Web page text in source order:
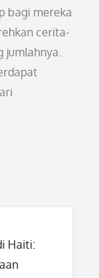
bagi mereka
cerita-
jumlahnya.
Haiti: